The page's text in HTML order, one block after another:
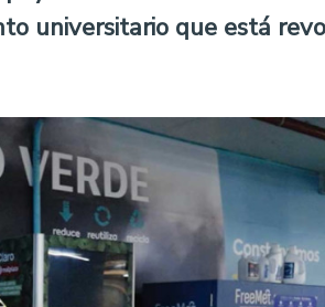
universitario que está